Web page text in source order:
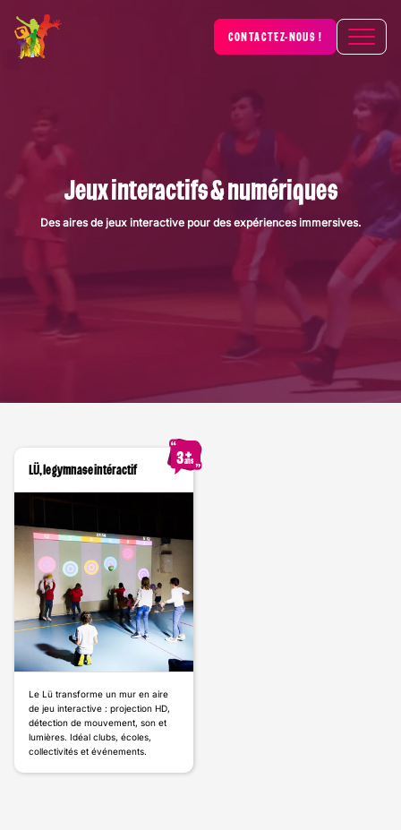
CONTACTEZ-NOUS !
Jeux interactifs & numériques
Des aires de jeux interactive pour des expériences immersives.
LÜ, le gymnase intéractif
3ans
Le Lü transforme un mur en aire
de jeu interactive : projection HD,
détection de mouvement, son et
lumières. Idéal clubs, écoles,
collectivités et événements.